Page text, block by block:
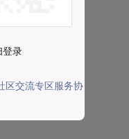
登录
区交流专区服务协